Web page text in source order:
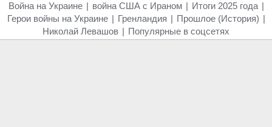
Война на Украине | война США с Ираном | Итоги 2025 года |
Герои войны на Украине | Гренландия | Прошлое (История) |
Николай Левашов | Популярные в соцсетях